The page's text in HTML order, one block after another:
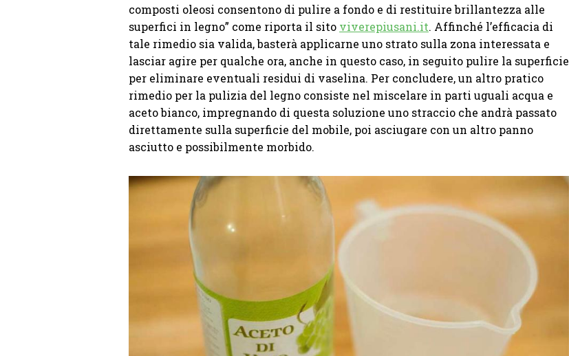
composti oleosi consentono di pulire a fondo e di restituire brillantezza alle
superfici in legno” come riporta il sito viverepiusani.it. Affinché l’efficacia di
tale rimedio sia valida, basterà applicarne uno strato sulla zona interessata e
lasciar agire per qualche ora, anche in questo caso, in seguito pulire la superficie
per eliminare eventuali residui di vaselina. Per concludere, un altro pratico
rimedio per la pulizia del legno consiste nel miscelare in parti uguali acqua e
aceto bianco, impregnando di questa soluzione uno straccio che andrà passato
direttamente sulla superficie del mobile, poi asciugare con un altro panno
asciutto e possibilmente morbido.